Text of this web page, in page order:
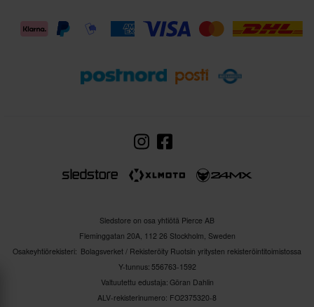
Sledstore on osa yhtiötä Pierce AB
Fleminggatan 20A, 112 26 Stockholm, Sweden
Osakeyhtiörekisteri: Bolagsverket / Rekisteröity Ruotsin yritysten rekisteröintitoimistossa
Y-tunnus: 556763-1592
Valtuutettu edustaja: Göran Dahlin
ALV-rekisterinumero: FO2375320-8